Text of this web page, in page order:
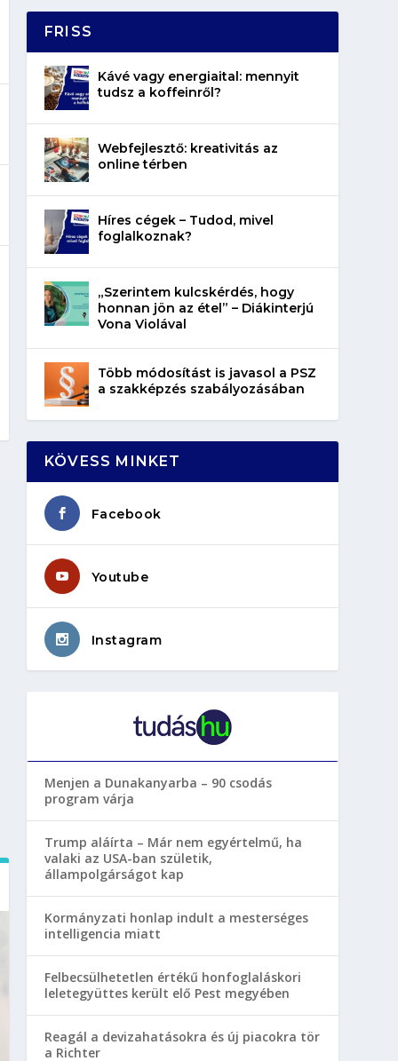
FRISS
Kávé vagy energiaital: mennyit
tudsz a koffeinről?
Webfejlesztő: kreativitás az
online térben
Híres cégek – Tudod, mivel
foglalkoznak?
„Szerintem kulcskérdés, hogy
honnan jön az étel” – Diákinterjú
Vona Violával
Több módosítást is javasol a PSZ
a szakképzés szabályozásában
KÖVESS MINKET
Facebook
Youtube
Instagram
Menjen a Dunakanyarba – 90 csodás
program várja
Trump aláírta – Már nem egyértelmű, ha
valaki az USA-ban születik,
állampolgárságot kap
Kormányzati honlap indult a mesterséges
intelligencia miatt
Felbecsülhetetlen értékű honfoglaláskori
leletegyüttes került elő Pest megyében
Reagál a devizahatásokra és új piacokra tör
a Richter